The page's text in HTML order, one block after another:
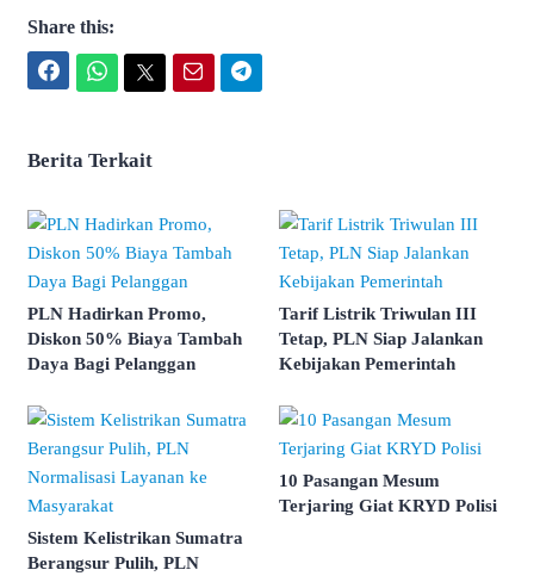
Share this:
Berita Terkait
PLN Hadirkan Promo,
Diskon 50% Biaya Tambah
Daya Bagi Pelanggan
Tarif Listrik Triwulan III
Tetap, PLN Siap Jalankan
Kebijakan Pemerintah
Sistem Kelistrikan Sumatra
Berangsur Pulih, PLN
10 Pasangan Mesum
Terjaring Giat KRYD Polisi